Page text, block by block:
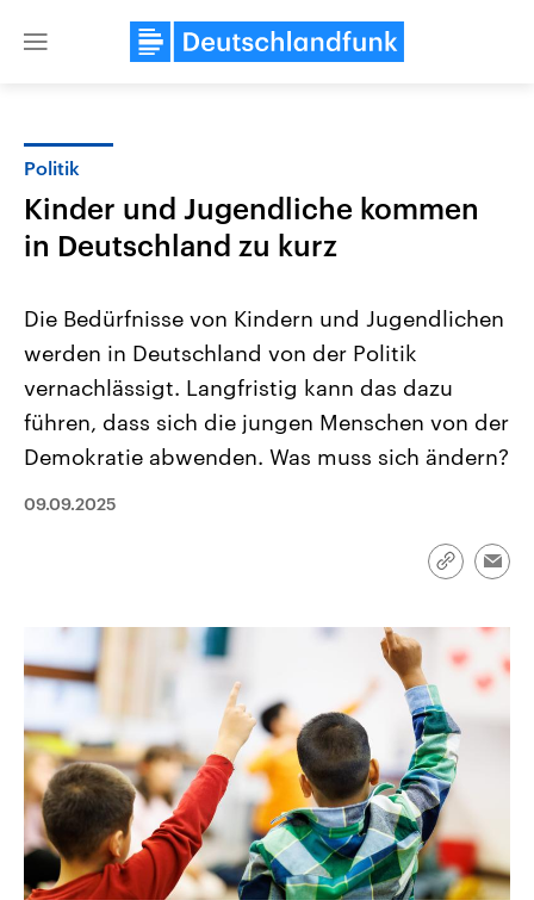
Close
Landtagswahl Sachsen-Anhalt
2026
Alle Informationen
Landtag. Seit 2021 wird das
und Kandidaten der anstehenden
USA
Aktuelle Beiträge,
Hintergründe
aktuelle Weltgeschehen.
Audio-Archiv
Politik
Kinder und Jugendliche kommen
in Deutschland zu kurz
Die Bedürfnisse von Kindern und Jugendlichen
werden in Deutschland von der Politik
vernachlässigt. Langfristig kann das dazu
führen, dass sich die jungen Menschen von der
Demokratie abwenden. Was muss sich ändern?
09.09.2025
Link